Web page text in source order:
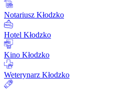
Notariusz Kłodzko
Hotel Kłodzko
Kino Kłodzko
Weterynarz Kłodzko